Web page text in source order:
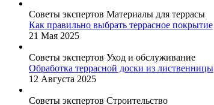
Советы экспертов Материалы для террасы
Как правильно выбрать террасное покрытие
21 Мая 2025
Советы экспертов Уход и обслуживание
Обработка террасной доски из лиственницы
12 Августа 2025
Советы экспертов Строительство